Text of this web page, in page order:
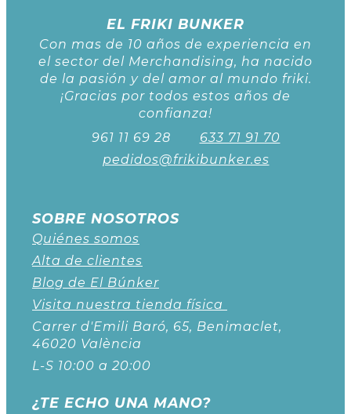
EL FRIKI BUNKER
Con mas de 10 años de experiencia en
el sector del Merchandising, ha nacido
de la pasión y del amor al mundo friki.
¡Gracias por todos estos años de
confianza!
961 11 69 28
633 71 91 70
pedidos@frikibunker.es
SOBRE NOSOTROS
Quiénes somos
Alta de clientes
Blog de El Búnker
Visita nuestra tienda física
Carrer d'Emili Baró, 65, Benimaclet,
46020 València
L-S 10:00 a 20:00
¿TE ECHO UNA MANO?